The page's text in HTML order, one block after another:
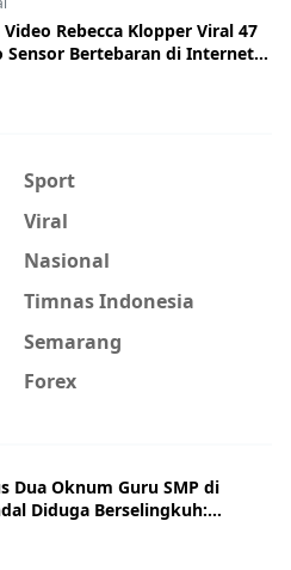
Rebecca Klopper Viral 47
Sensor Bertebaran di Internet,
Sport
Viral
Nasional
Timnas Indonesia
Semarang
Forex
Dua Oknum Guru SMP di
Diduga Berselingkuh:
hingga Sanksi